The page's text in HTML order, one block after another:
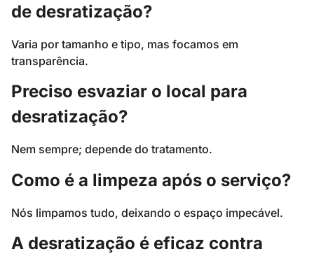
de desratização?
Varia por tamanho e tipo, mas focamos em
transparência.
Preciso esvaziar o local para
desratização?
Nem sempre; depende do tratamento.
Como é a limpeza após o serviço?
Nós limpamos tudo, deixando o espaço impecável.
A desratização é eficaz contra